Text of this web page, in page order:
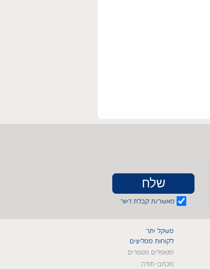
מאשר/ת קבלת דיוור
משקל יתר
לקוחות ממליצים
מטופלים מספרים
מכתבי תודה